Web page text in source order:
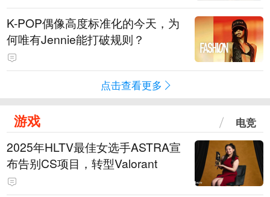
K-POP偶像高度标准化的今天，为
何唯有Jennie能打破规则？
点击查看更多
游戏 电竞
2025年HLTV最佳女选手ASTRA宣
布告别CS项目，转型Valorant